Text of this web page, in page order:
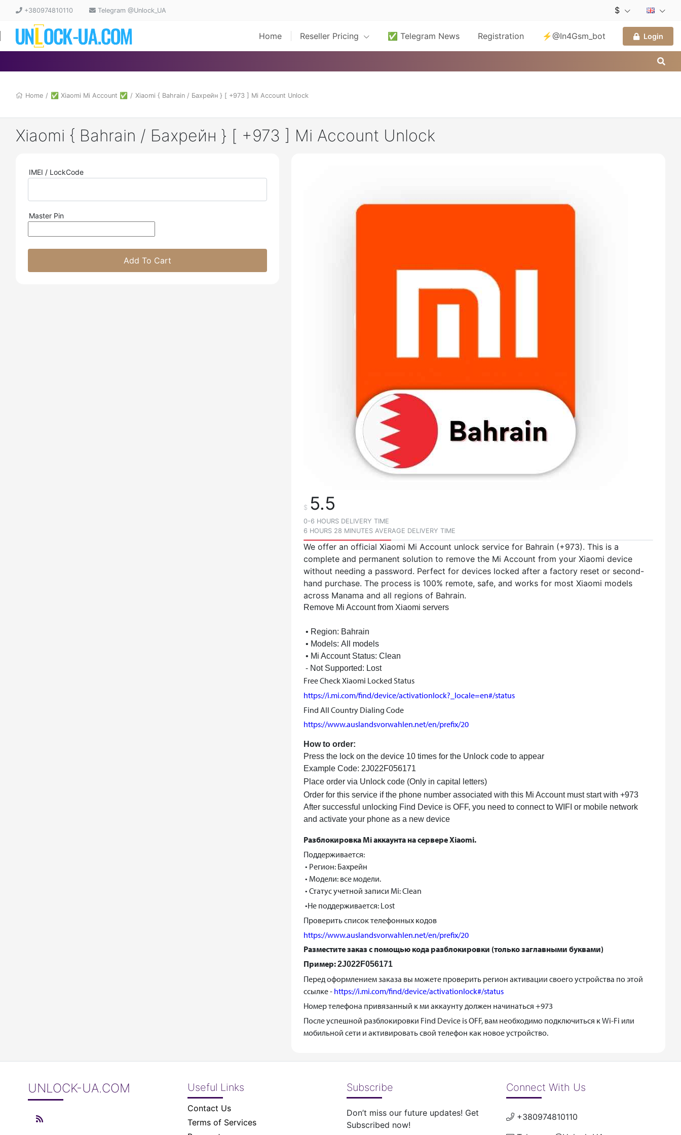
+380974810110 Telegram @Unlock_UA $
Home Reseller Pricing ✅ Telegram News Registration ⚡@In4Gsm_bot Login
Home / ✅ Xiaomi Mi Account ✅ / Xiaomi { Bahrain / Бахрейн } [ +973 ] Mi Account Unlock
Xiaomi { Bahrain / Бахрейн } [ +973 ] Mi Account Unlock
IMEI / LockCode
Master Pin
Add To Cart
$ 5.5
0-6 HOURS DELIVERY TIME
6 HOURS 28 MINUTES AVERAGE DELIVERY TIME
We offer an official Xiaomi Mi Account unlock service for Bahrain (+973). This is a
complete and permanent solution to remove the Mi Account from your Xiaomi device
without needing a password. Perfect for devices locked after a factory reset or second-
hand purchase. The process is 100% remote, safe, and works for most Xiaomi models
across Manama and all regions of Bahrain.
Remove Mi Account from Xiaomi servers
• Region: Bahrain
• Models:All models
• Mi Account Status: Clean
⁃ Not Supported: Lost
Free Check Xiaomi Locked Status
https://i.mi.com/find/device/activationlock?_locale=en#/status
Find All Country Dialing Code
https://www.auslandsvorwahlen.net/en/prefix/20
How to order:
Press the lock on the device 10 times for the Unlock code to appear
Example Code: 2J022F056171
Place order via Unlock code (Only in capital letters)
Order for this service if the phone number associated with this Mi Account must start with +973
After successful unlocking Find Device is OFF, you need to connect to WIFI or mobile network
and activate your phone as a new device
Разблокировка Mi аккаунта на сервере Xiaomi.
Поддерживается:
• Регион: Бахрейн
• Модели: все модели.
• Статус учетной записи Mi: Clean
•Не поддерживается: Lost
Проверить список телефонных кодов
https://www.auslandsvorwahlen.net/en/prefix/20
Разместите заказ с помощью кода разблокировки (только заглавными буквами)
Пример:2J022F056171
Перед оформлением заказа вы можете проверить регион активации своего устройства по этой
ссылке - https://i.mi.com/find/device/activationlock#/status
Номер телефона привязанный к ми аккаунту должен начинаться +973
После успешной разблокировки Find Device is OFF, вам необходимо подключиться к Wi-Fi или
мобильной сети и активировать свой телефон как новое устройство.
UNLOCK-UA.COM Useful Links
Contact Us
Terms of Services
Subscribe
Don’t miss our future updates! Get
Subscribed now!
Connect With Us
+380974810110